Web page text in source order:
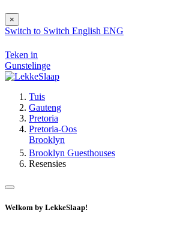
×
Switch to Switch English ENG
Teken in
Gunstelinge
Tuis
Gauteng
Pretoria
Pretoria-Oos
Brooklyn
Brooklyn Guesthouses
Resensies
Welkom by LekkeSlaap!